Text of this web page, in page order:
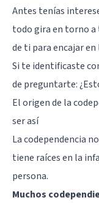
Antes tenías
todo gira en torno a
de ti para encajar
Si te identificaste
de preguntarte:
El origen de la
ser así
La codependencia
tiene raíces en la
persona.
Muchos